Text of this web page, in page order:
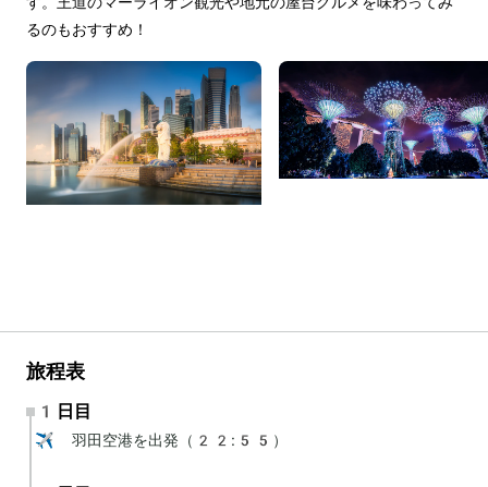
るのもおすすめ！
旅程表
1日目
✈️ 羽田空港を出発（22:55）